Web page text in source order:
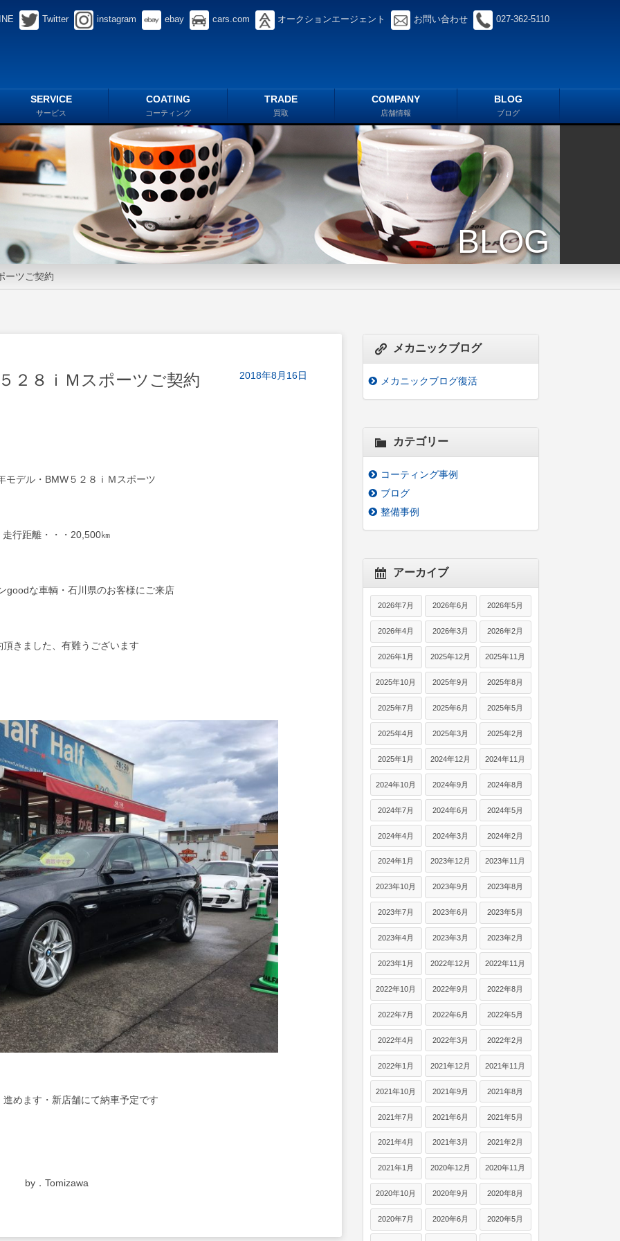
Twitter instagram ebay cars.com オークションエージェント お問い合わせ 027-362-5110
SERVICE
サービス
COATING
コーティング
TRADE
買取
COMPANY
店舗情報
BLOG
ブログ
BLOG
ーツご契約
２８ｉＭスポーツご契約 2018年8月16日
モデル・BMW５２８ｉＭスポーツ
走行距離・・・20,500㎞
goodな車輌・石川県のお客様にご来店
頂きました、有難うございます
進めます・新店舗にて納車予定です
by．Tomizawa
メカニックブログ
メカニックブログ復活
カテゴリー
コーティング事例
ブログ
整備事例
アーカイブ
2026年7月 2026年6月 2026年5月
2026年4月 2026年3月 2026年2月
2026年1月 2025年12月 2025年11月
2025年10月 2025年9月 2025年8月
2025年7月 2025年6月 2025年5月
2025年4月 2025年3月 2025年2月
2025年1月 2024年12月 2024年11月
2024年10月 2024年9月 2024年8月
2024年7月 2024年6月 2024年5月
2024年4月 2024年3月 2024年2月
2024年1月 2023年12月 2023年11月
2023年10月 2023年9月 2023年8月
2023年7月 2023年6月 2023年5月
2023年4月 2023年3月 2023年2月
2023年1月 2022年12月 2022年11月
2022年10月 2022年9月 2022年8月
2022年7月 2022年6月 2022年5月
2022年4月 2022年3月 2022年2月
2022年1月 2021年12月 2021年11月
2021年10月 2021年9月 2021年8月
2021年7月 2021年6月 2021年5月
2021年4月 2021年3月 2021年2月
2021年1月 2020年12月 2020年11月
2020年10月 2020年9月 2020年8月
2020年7月 2020年6月 2020年5月